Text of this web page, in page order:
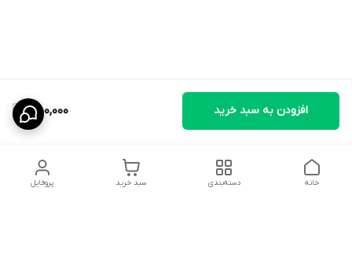
550,000 افزودن به سبد خرید
پروفایل سبد خرید دسته‌بندی خانه